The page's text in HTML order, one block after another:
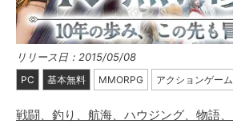
リリース日：2015/05/08
PC 基本無料 MMORPG アクションゲーム
戦闘、釣り、航海、ハウジング、物語